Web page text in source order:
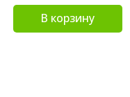
В корзину